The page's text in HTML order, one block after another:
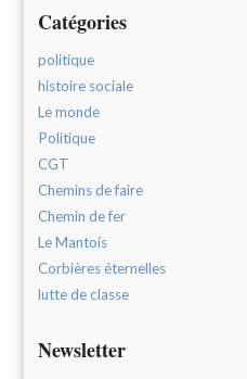
Catégories
politique
histoire sociale
Le monde
Politique
CGT
Chemins de faire
Chemin de fer
Le Mantois
Corbières éternelles
lutte de classe
Newsletter